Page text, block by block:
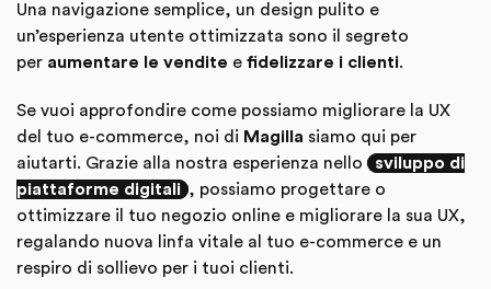
Una navigazione semplice, un design pulito e
un’esperienza utente ottimizzata sono il segreto
per aumentare le vendite e fidelizzare i clienti.
Se vuoi approfondire come possiamo migliorare la UX
del tuo e-commerce, noi di Magilla siamo qui per
aiutarti. Grazie alla nostra esperienza nello
sviluppo di
piattaforme digitali , possiamo progettare o
ottimizzare il tuo negozio online e migliorare la sua UX,
regalando nuova linfa vitale al tuo e-commerce e un
respiro di sollievo per i tuoi clienti.